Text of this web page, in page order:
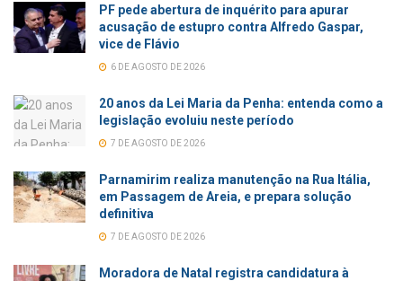
PF pede abertura de inquérito para apurar
acusação de estupro contra Alfredo Gaspar,
vice de Flávio
6 DE AGOSTO DE 2026
20 anos da Lei Maria da Penha: entenda como a
legislação evoluiu neste período
7 DE AGOSTO DE 2026
Parnamirim realiza manutenção na Rua Itália,
em Passagem de Areia, e prepara solução
definitiva
7 DE AGOSTO DE 2026
Moradora de Natal registra candidatura à